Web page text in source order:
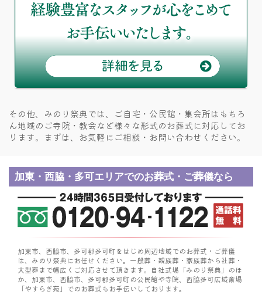
その他、みのり祭典では、ご自宅・公民館・集会所はもちろ
ん地域のご寺院・教会など様々な形式のお葬式に対応してお
ります。
まずは、お気軽にご相談・お問い合わせください。
加東・西脇・多可エリアでのお葬式・ご葬儀なら
加東市、西脇市、多可郡多可町をはじめ周辺地域でのお葬式・ご葬儀
は、みのり祭典にお任せください。 一般葬・親族葬・家族葬から社葬・
大型葬まで幅広くご対応させて頂きます。 自社式場「みのり祭典」のほ
か、加東市、西脇市、多可郡多可町の公民館や寺院、 西脇多可広域斎場
「やすらぎ苑」でのお葬式もお手伝いしております。